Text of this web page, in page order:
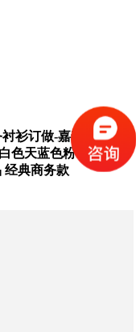
衫订做-嘉善职业
色天蓝色粉色休闲
经典商务款